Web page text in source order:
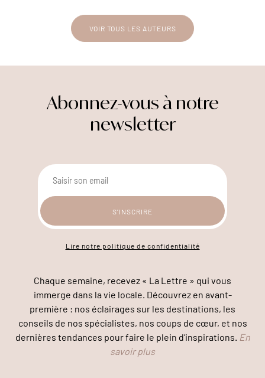
VOIR TOUS LES AUTEURS
Abonnez-vous à notre
newsletter
Lire notre politique de confidentialité
Chaque semaine, recevez « La Lettre » qui vous
immerge dans la vie locale. Découvrez en avant-
première : nos éclairages sur les destinations, les
conseils de nos spécialistes, nos coups de cœur, et nos
dernières tendances pour faire le plein d’inspirations. En
savoir plus